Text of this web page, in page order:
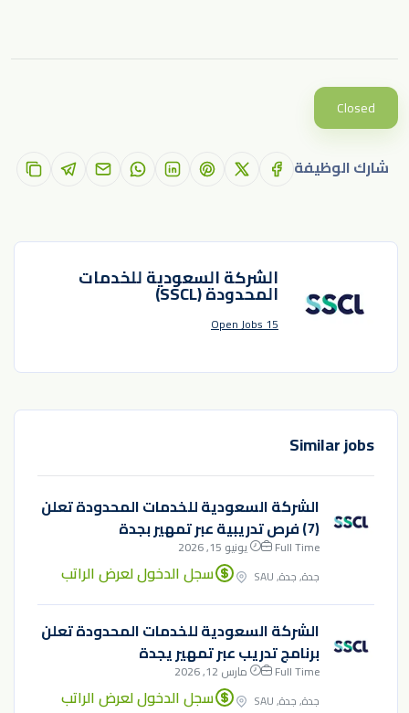
Closed
شارك الوظيفة
الشركة السعودية للخدمات
المحدودة (SSCL)
15 Open Jobs
Similar jobs
الشركة السعودية للخدمات المحدودة تعلن
(7) فرص تدريبية عبر تمهير بجدة
Full Time
يونيو 15, 2026
جدة, جدة, SAU
سجل الدخول لعرض الراتب
الشركة السعودية للخدمات المحدودة تعلن
برنامج تدريب عبر تمهير يجدة
Full Time
مارس 12, 2026
جدة, جدة, SAU
سجل الدخول لعرض الراتب